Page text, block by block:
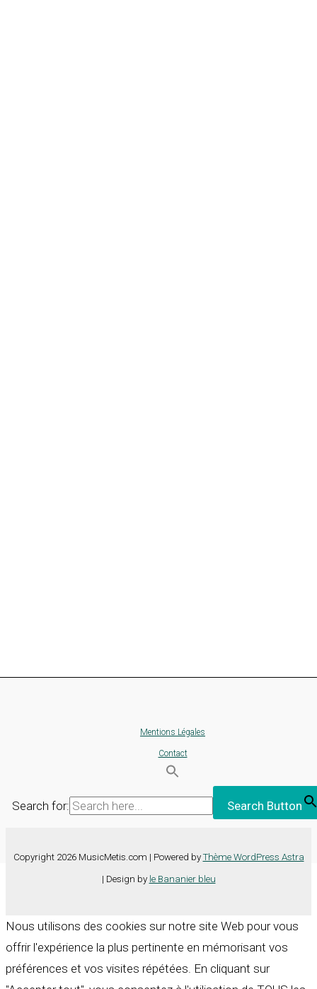
Mentions Légales
Contact
Search for: Search Button
Copyright 2026 MusicMetis.com | Powered by Thème WordPress Astra
| Design by le Bananier bleu
Nous utilisons des cookies sur notre site Web pour vous
offrir l'expérience la plus pertinente en mémorisant vos
préférences et vos visites répétées. En cliquant sur